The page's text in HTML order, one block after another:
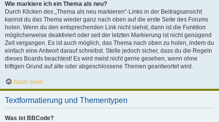
Wie markiere ich ein Thema als neu?
Durch Klicken des „Thema als neu markieren“-Links in der Beitragsansicht
kannst du das Thema wieder ganz nach oben auf die erste Seite des Forums
holen. Wenn du den entsprechenden Link nicht siehst, dann ist die Funktion
möglicherweise deaktiviert oder seit der letzten Markierung ist nicht genügend
Zeit vergangen. Es ist auch möglich, das Thema nach oben zu holen, indem du
einfach eine Antwort darauf schreibst. Stelle jedoch sicher, dass du die Regeln
dieses Boards beachtest! Es wird meist nicht gerne gesehen, wenn ohne
triftigen Grund auf alte oder abgeschlossene Themen geantwortet wird.
Nach oben
Textformatierung und Thementypen
Was ist BBCode?